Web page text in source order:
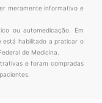
meramente informativo e
ou automedicação. Em
está habilitado a praticar o
de Medicina.
e foram compradas